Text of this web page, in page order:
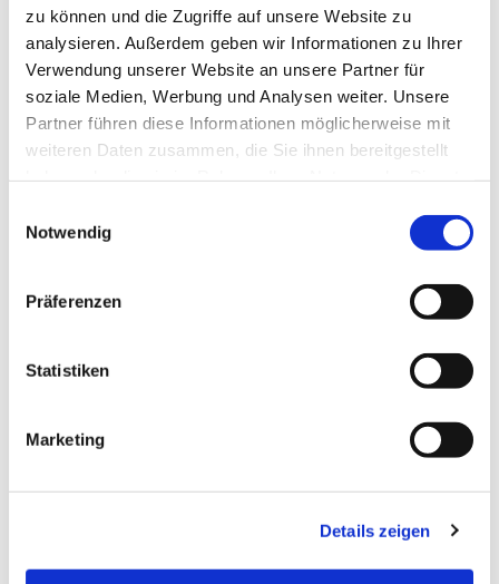
zu können und die Zugriffe auf unsere Website zu
analysieren. Außerdem geben wir Informationen zu Ihrer
Verwendung unserer Website an unsere Partner für
soziale Medien, Werbung und Analysen weiter. Unsere
Partner führen diese Informationen möglicherweise mit
weiteren Daten zusammen, die Sie ihnen bereitgestellt
Notwendig
Präferenzen
Statistiken
Marketing
Details zeigen